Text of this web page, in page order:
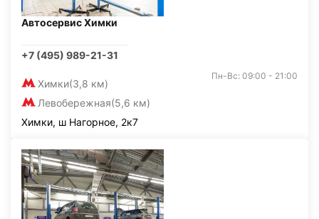
Автосервис Химки
+7 (495) 989-21-31
Химки(3,8 км)
Левобережная(5,6 км)
Пн-Вс: 09:00 - 21:00
Химки, ш Нагорное, 2к7